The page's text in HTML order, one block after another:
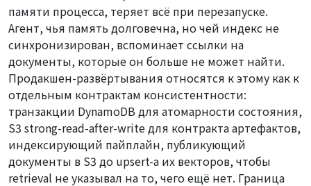
памяти процесса, теряет всё при перезапуске.
Агент, чья память долговечна, но чей индекс не
синхронизирован, вспоминает ссылки на
документы, которые он больше не может найти.
Продакшен-развёртывания относятся к этому как к
отдельным контрактам консистентности:
транзакции DynamoDB для атомарности состояния,
S3 strong-read-after-write для контракта артефактов,
индексирующий пайплайн, публикующий
документы в S3 до upsert-а их векторов, чтобы
retrieval не указывал на то, чего ещё нет. Граница